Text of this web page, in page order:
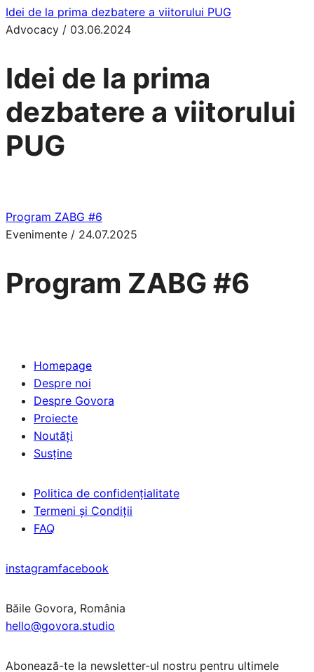
Idei de la prima dezbatere a viitorului PUG
Advocacy / 03.06.2024
Idei de la prima
dezbatere a viitorului
PUG
Program ZABG #6
Evenimente / 24.07.2025
Program ZABG #6
Homepage
Despre noi
Despre Govora
Proiecte
Noutăți
Susține
Politica de confidențialitate
Termeni și Condiții
FAQ
instagramfacebook
Băile Govora, România
hello@govora.studio
Abonează-te la newsletter-ul nostru pentru ultimele